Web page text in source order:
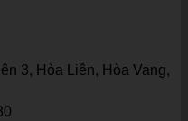
3, Hòa Liên, Hòa Vang,